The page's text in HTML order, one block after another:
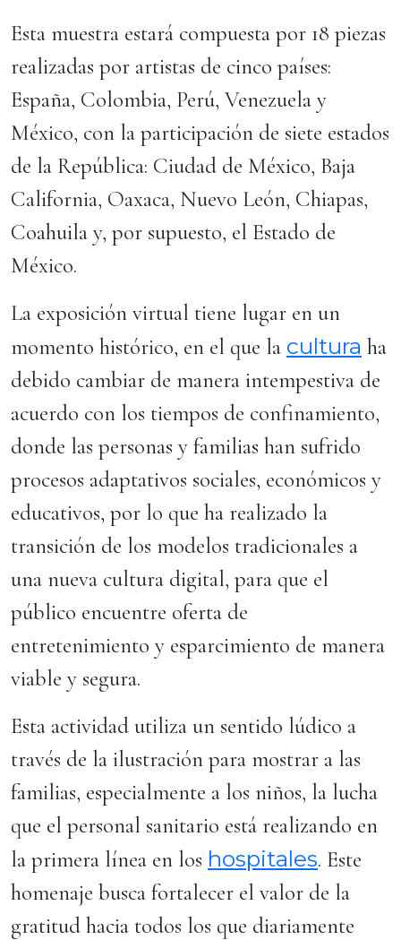
Esta muestra estará compuesta por 18 piezas
realizadas por artistas de cinco países:
España, Colombia, Perú, Venezuela y
México, con la participación de siete estados
de la República: Ciudad de México, Baja
California, Oaxaca, Nuevo León, Chiapas,
Coahuila y, por supuesto, el Estado de
México.
La exposición virtual tiene lugar en un
momento histórico, en el que la cultura ha
debido cambiar de manera intempestiva de
acuerdo con los tiempos de confinamiento,
donde las personas y familias han sufrido
procesos adaptativos sociales, económicos y
educativos, por lo que ha realizado la
transición de los modelos tradicionales a
una nueva cultura digital, para que el
público encuentre oferta de
entretenimiento y esparcimiento de manera
viable y segura.
Esta actividad utiliza un sentido lúdico a
través de la ilustración para mostrar a las
familias, especialmente a los niños, la lucha
que el personal sanitario está realizando en
la primera línea en los hospitales. Este
homenaje busca fortalecer el valor de la
gratitud hacia todos los que diariamente